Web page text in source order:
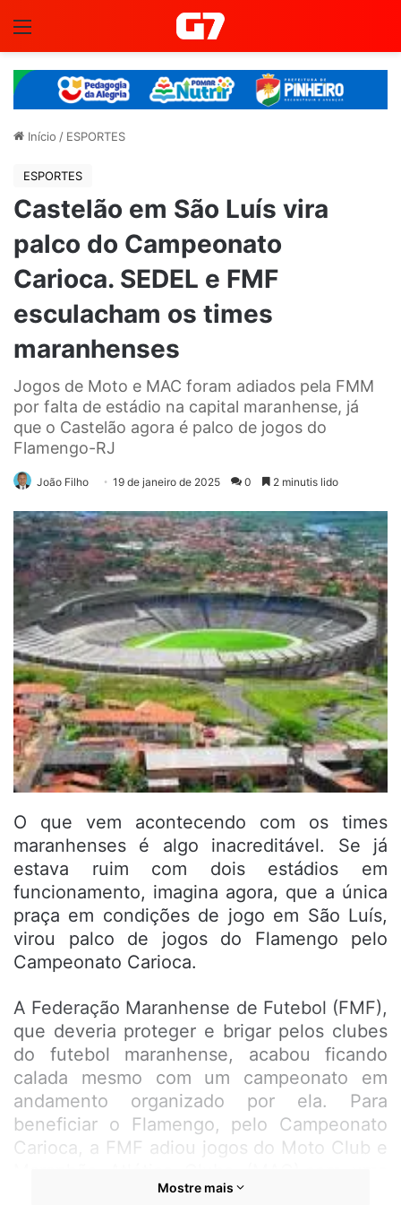
Início / ESPORTES
ESPORTES
Castelão em São Luís vira
palco do Campeonato
Carioca. SEDEL e FMF
esculacham os times
maranhenses
Jogos de Moto e MAC foram adiados pela FMM
por falta de estádio na capital maranhense, já
que o Castelão agora é palco de jogos do
Flamengo-RJ
João Filho 19 de janeiro de 2025 0 2 minutis lido
O que vem acontecendo com os times
maranhenses é algo inacreditável. Se já
estava ruim com dois estádios em
funcionamento, imagina agora, que a única
praça em condições de jogo em São Luís,
virou palco de jogos do Flamengo pelo
Campeonato Carioca.
A Federação Maranhense de Futebol (FMF),
que deveria proteger e brigar pelos clubes
do futebol maranhense, acabou ficando
calada mesmo com um campeonato em
andamento organizado por ela. Para
beneficiar o Flamengo, pelo Campeonato
Carioca, a FMF adiou jogos do Moto Club e
desculpa esfarrapada: falta de estádios
Mostre mais